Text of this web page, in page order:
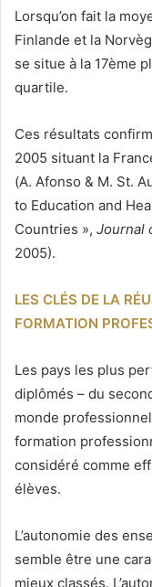
Lorsqu’on fait la
Finlande et la
se situe à la 17ème
quartile.
Ces résultats
2005 situant la
(A. Afonso & M. St.
to Education and
Countries », Journal
2005).
LES CLÉS DE LA
FORMATION
Les pays les plus
diplômés – du
monde
formation
considéré comme
élèves.
L’autonomie des
semble être une
mieux classés.